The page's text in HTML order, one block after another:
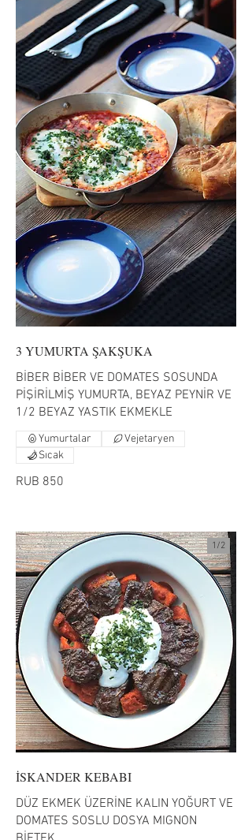
3 YUMURTA ŞAKŞUKA
BİBER BİBER VE DOMATES SOSUNDA
PİŞİRİLMİŞ YUMURTA, BEYAZ PEYNİR VE
1/2 BEYAZ YASTIK EKMEKLE
RUB 850
Yumurtalar
Vejetaryen
Sıcak
İSKANDER KEBABI
DÜZ EKMEK ÜZERİNE KALIN YOĞURT VE
DOMATES SOSLU DOSYA MIGNON
1/2